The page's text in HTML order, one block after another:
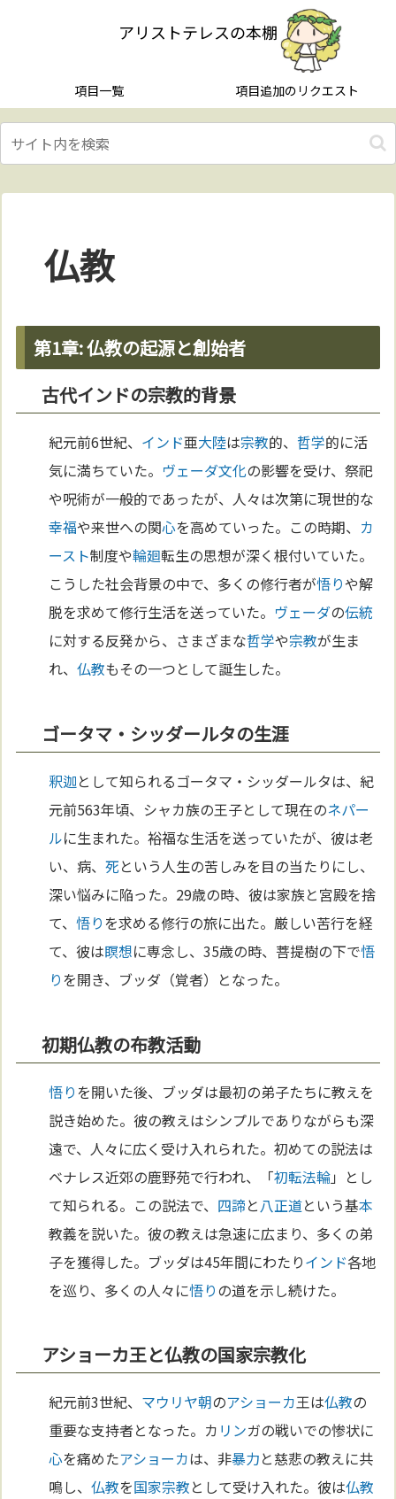
アリストテレスの本棚
項目一覧 項目追加のリクエスト
仏教
第1章: 仏教の起源と創始者
古代インドの宗教的背景
紀元前6世紀、 インド亜大陸は宗教的、 哲学的に活
気に満ちていた。 ヴェーダ文化の影響を受け、祭祀
や呪術が一般的であったが、人々は次第に現世的な
幸福や来世への関心を高めていった。この時期、 カ
ースト制度や輪廻転生の思想が深く根付いていた。
こうした社会背景の中で、多くの修行者が悟りや解
脱を求めて修行生活を送っていた。 ヴェーダの伝統
に対する反発から、さまざまな哲学や宗教が生ま
れ、仏教もその一つとして誕生した。
ゴータマ・シッダールタの生涯
釈迦として知られるゴータマ・シッダールタは、紀
元前563年頃、シャカ族の王子として現在のネパー
ルに生まれた。裕福な生活を送っていたが、彼は老
い、病、死という人生の苦しみを目の当たりにし、
深い悩みに陥った。29歳の時、彼は家族と宮殿を捨
て、悟りを求める修行の旅に出た。厳しい苦行を経
て、彼は瞑想に専念し、35歳の時、菩提樹の下で悟
りを開き、ブッダ（覚者）となった。
初期仏教の布教活動
悟りを開いた後、ブッダは最初の弟子たちに教えを
説き始めた。彼の教えはシンプルでありながらも深
遠で、人々に広く受け入れられた。初めての説法は
ベナレス近郊の鹿野苑で行われ、「初転法輪」とし
て知られる。この説法で、 四諦と 八正道という基本
教義を説いた。彼の教えは急速に広まり、多くの弟
子を獲得した。ブッダは45年間にわたりインド各地
を巡り、多くの人々に悟りの道を示し続けた。
アショーカ王と仏教の国家宗教化
紀元前3世紀、 マウリヤ朝のアショーカ王は仏教の
重要な支持者となった。カ リンガの戦いでの惨状に
心を痛めたアショーカは、非暴力と慈悲の教えに共
鳴し、仏教を国家宗教として受け入れた。彼は仏教